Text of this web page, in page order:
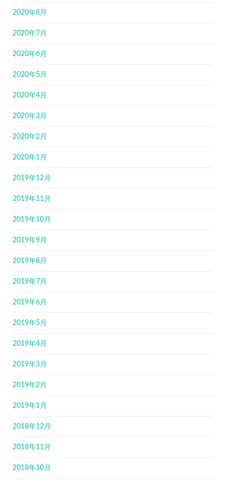
2020年8月
2020年7月
2020年6月
2020年5月
2020年4月
2020年3月
2020年2月
2020年1月
2019年12月
2019年11月
2019年10月
2019年9月
2019年8月
2019年7月
2019年6月
2019年5月
2019年4月
2019年3月
2019年2月
2019年1月
2018年12月
2018年11月
2018年10月